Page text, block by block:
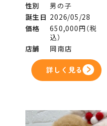
性別
男の子
誕生日 2026/05/28
価格
650,000円（税
込）
店舗
岡南店
詳しく見る